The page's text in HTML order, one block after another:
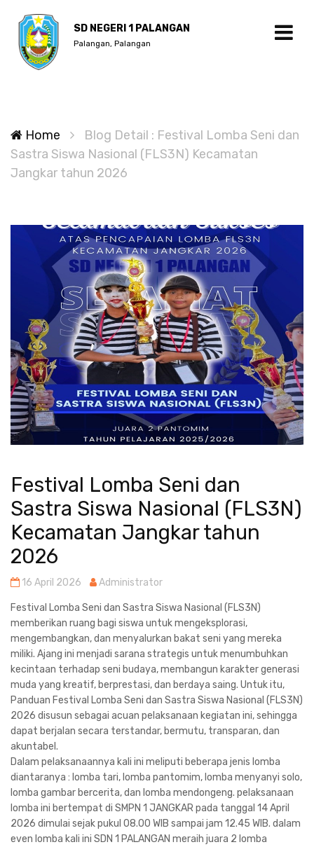
SD NEGERI 1 PALANGAN
Palangan, Palangan
Home
Blog Detail : Festival Lomba Seni dan
Sastra Siswa Nasional (FLS3N) Kecamatan
Jangkar tahun 2026
Festival Lomba Seni dan
Sastra Siswa Nasional (FLS3N)
Kecamatan Jangkar tahun
2026
16 April 2026 Administrator
Festival Lomba Seni dan Sastra Siswa Nasional (FLS3N)
memberikan ruang bagi siswa untuk mengeksplorasi,
mengembangkan, dan menyalurkan bakat seni yang mereka
miliki. Ajang ini menjadi sarana strategis untuk menumbuhkan
kecintaan terhadap seni budaya, membangun karakter generasi
muda yang kreatif, berprestasi, dan berdaya saing. Untuk itu,
Panduan Festival Lomba Seni dan Sastra Siswa Nasional (FLS3N)
2026 disusun sebagai acuan pelaksanaan kegiatan ini, sehingga
dapat berjalan secara terstandar, bermutu, transparan, dan
akuntabel.
Dalam pelaksanaannya kali ini meliputi beberapa jenis lomba
diantaranya : lomba tari, lomba pantomim, lomba menyanyi solo,
lomba gambar bercerita, dan lomba mendongeng. pelaksanaan
lomba ini bertempat di SMPN 1 JANGKAR pada tanggal 14 April
2026 dimulai sejak pukul 08.00 WIB sampai jam 12.45 WIB. dalam
even lomba kali ini SDN 1 PALANGAN meraih juara 2 lomba